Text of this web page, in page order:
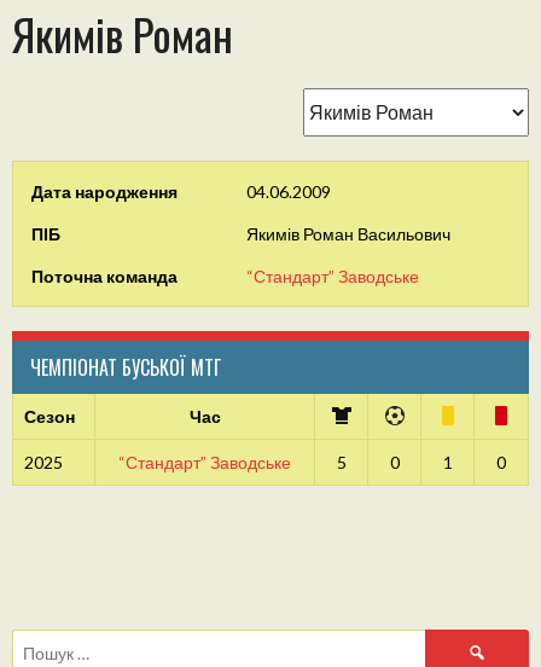
Якимів Роман
Дата народження 04.06.2009
ПІБ Якимів Роман Васильович
Поточна команда “Стандарт” Заводське
ЧЕМПІОНАТ БУСЬКОЇ МТГ
Сезон Час
2025 “Стандарт” Заводське 5 0 1 0
Пошук: